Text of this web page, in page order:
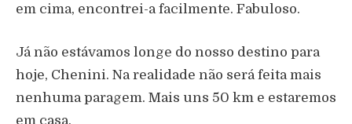
em cima, encontrei-a facilmente. Fabuloso.
Já não estávamos longe do nosso destino para
hoje, Chenini. Na realidade não será feita mais
nenhuma paragem. Mais uns 50 km e estaremos
em casa.